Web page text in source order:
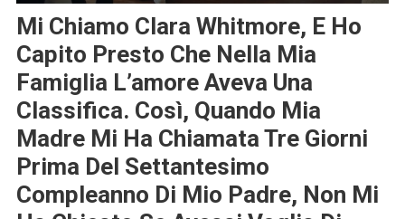
Mi Chiamo Clara Whitmore, E Ho
Capito Presto Che Nella Mia
Famiglia L’amore Aveva Una
Classifica. Così, Quando Mia
Madre Mi Ha Chiamata Tre Giorni
Prima Del Settantesimo
Compleanno Di Mio Padre, Non Mi